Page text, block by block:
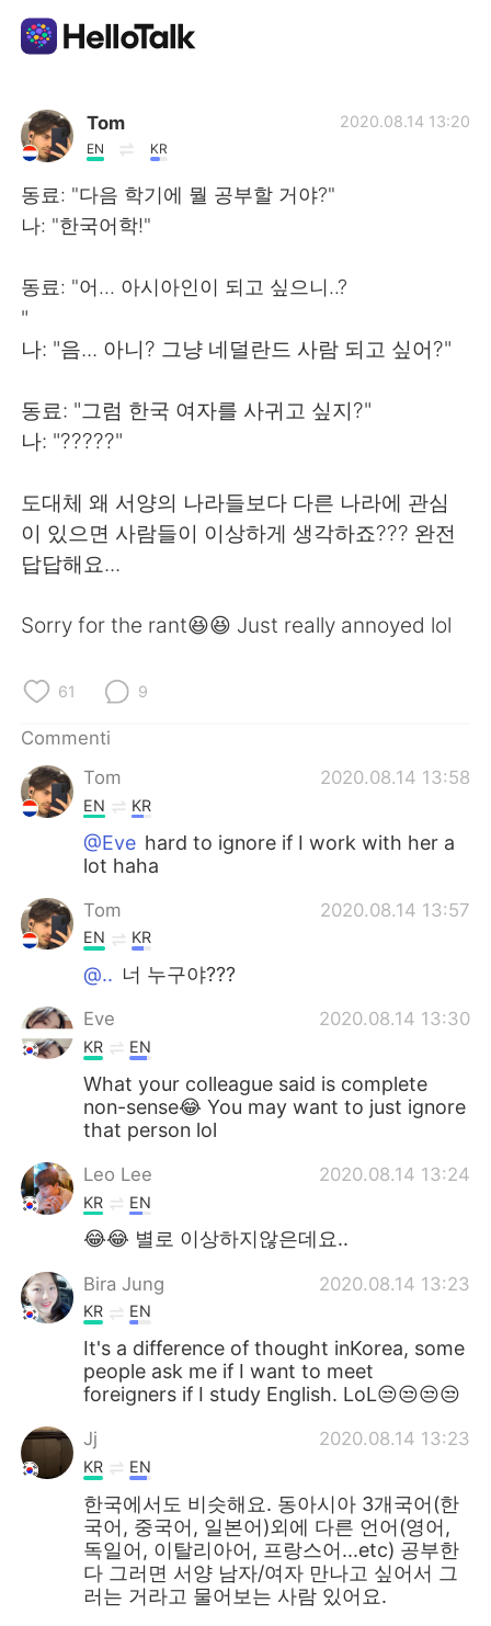
App di scambio linguistico
AI Grammar Checker
Italiano
العربية
Deutsch 日本語
한국어
Tom
EN KR
2020.08.14 13:20
동료: "다음 학기에 뭘 공부할 거야?"
나: "한국어학!"
동료: "어... 아시아인이 되고 싶으니..?
"
나: "음... 아니? 그냥 네덜란드 사람 되고 싶어?"
동료: "그럼 한국 여자를 사귀고 싶지?"
나: "?????"
도대체 왜 서양의 나라들보다 다른 나라에 관심
이 있으면 사람들이 이상하게 생각하죠??? 완전
답답해요...
Sorry for the rant😆😆 Just really annoyed lol
61 9
Commenti
Tom
2020.08.14 13:58
EN KR
@Eve hard to ignore if I work with her a
lot haha
Tom 2020.08.14 13:57
EN KR
@.. 너 누구야???
Eve 2020.08.14 13:30
KR EN
What your colleague said is complete
non-sense😂 You may want to just ignore
that person lol
Leo Lee 2020.08.14 13:24
KR EN
😂😂 별로 이상하지않은데요..
Bira Jung 2020.08.14 13:23
KR EN
It's a difference of thought inKorea, some
people ask me if I want to meet
foreigners if I study English. LoL😒😒😒😒
Jj 2020.08.14 13:23
KR EN
한국에서도 비슷해요. 동아시아 3개국어(한
국어, 중국어, 일본어)외에 다른 언어(영어,
독일어, 이탈리아어, 프랑스어...etc) 공부한
다 그러면 서양 남자/여자 만나고 싶어서 그
러는 거라고 물어보는 사람 있어요.